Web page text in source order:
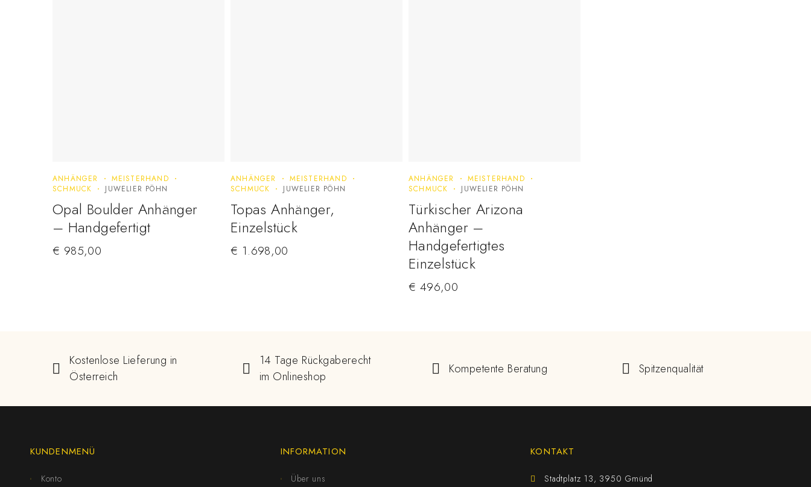
ANHÄNGER
MEISTERHAND
SCHMUCK
JUWELIER PÖHN
Opal Boulder Anhänger
– Handgefertigt
€ 985,00
ANHÄNGER
MEISTERHAND
SCHMUCK
JUWELIER PÖHN
Topas Anhänger,
Einzelstück
€ 1.698,00
ANHÄNGER
MEISTERHAND
SCHMUCK
JUWELIER PÖHN
Türkischer Arizona
Anhänger –
Handgefertigtes
Einzelstück
€ 496,00
Kostenlose Lieferung in
Österreich
14 Tage Rückgaberecht
im Onlineshop
Kompetente Beratung Spitzenqualität
KUNDENMENÜ
Konto
INFORMATION
Über uns
KONTAKT
Stadtplatz 13, 3950 Gmünd